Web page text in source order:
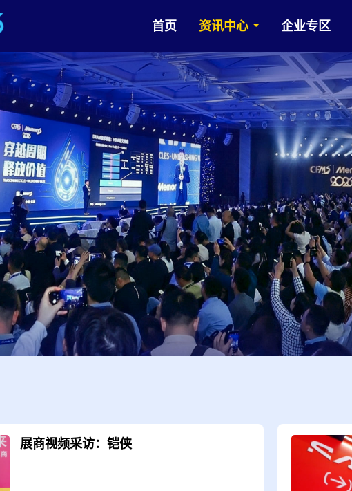
首页 资讯中心 企业专区
展商视频采访：铠侠